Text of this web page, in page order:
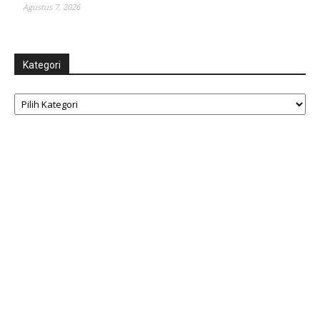
Agustus 7, 2026
Kategori
Kategori